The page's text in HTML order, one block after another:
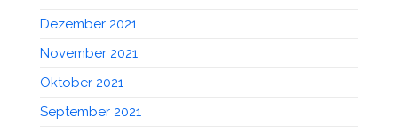
Dezember 2021
November 2021
Oktober 2021
September 2021